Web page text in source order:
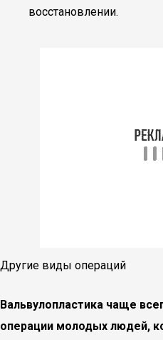
восстановлении.
Другие виды операций
Вальвулопластика чаще
операции молодых людей,